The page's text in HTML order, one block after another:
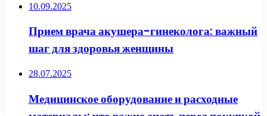
10.09.2025
Прием врача акушера-гинеколога: важный
шаг для здоровья женщины
28.07.2025
Медицинское оборудование и расходные